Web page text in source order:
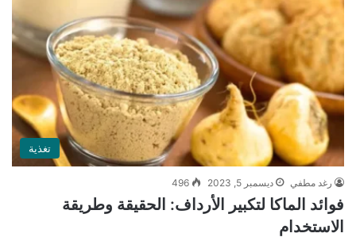
تغذية
رغد مطفي ديسمبر 5, 2023 496
فوائد الماكا لتكبير الأرداف: الحقيقة وطريقة
الاستخدام